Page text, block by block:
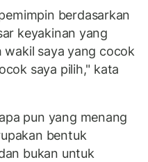
berdasarkan
keyakinan yang
wakil saya yang cocok
saya pilih," kata
pun yang menang
bentuk
bukan untuk